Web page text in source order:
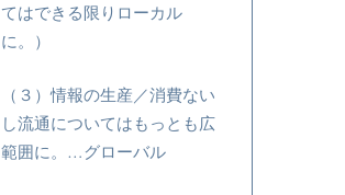
てはできる限りローカル
に。）
（３）情報の生産／消費ない
し流通についてはもっとも広
範囲に。…グローバル